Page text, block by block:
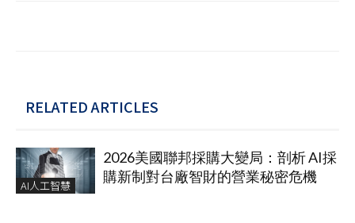
RELATED ARTICLES
AI人工智慧
2026美國聯邦採購大變局：剖析 AI採
購新制對台廠智財的營業秘密危機